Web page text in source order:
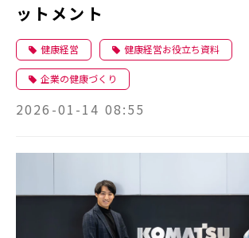
ットメント
健康経営 健康経営お役立ち資料
企業の健康づくり
2026-01-14 08:55